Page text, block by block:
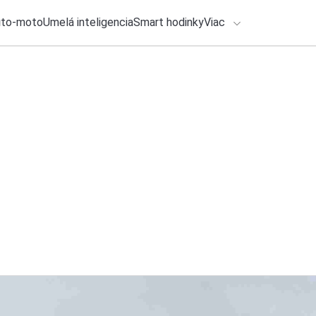
motoUmelá inteligenciaSmart hodinkyViac